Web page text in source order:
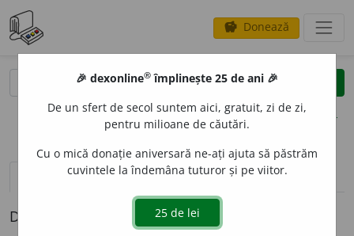
savings Donează
clear
opțiuni
definiții (1)
Definiția cu ID-ul 1088871:
🎉 dexonline® împlinește 25 de ani 🎉
De un sfert de secol suntem aici, gratuit, zi de zi,
pentru milioane de căutări.
Cu o mică donație aniversară ne-ați ajuta să păstrăm
cuvintele la îndemâna tuturor și pe viitor.